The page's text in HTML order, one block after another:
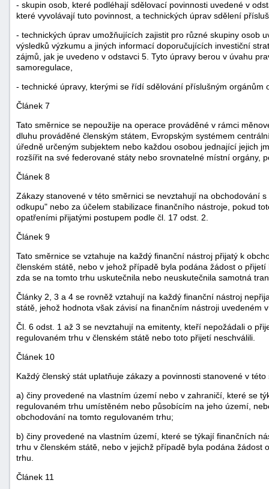
- skupin osob, které podléhají sdělovací povinnosti uvedené v
které vyvolávají tuto povinnost, a technických úprav sdělení
- technických úprav umožňujících zajistit pro různé skupiny osob
výsledků výzkumu a jiných informací doporučujících investiční
zájmů, jak je uvedeno v odstavci 5. Tyto úpravy berou v úvahu
samoregulace,
- technické úpravy, kterými se řídí sdělování příslušným orgánům
Článek 7
Tato směrnice se nepoužije na operace prováděné v rámci
dluhu prováděné členským státem, Evropským systémem
úředně určeným subjektem nebo každou osobou jednající jejich
rozšířit na své federované státy nebo srovnatelné místní orgány,
Článek 8
Zákazy stanovené v této směrnici se nevztahují na obchodování
odkupu" nebo za účelem stabilizace finančního nástroje, pokud
opatřeními přijatými postupem podle čl. 17 odst. 2.
Článek 9
Tato směrnice se vztahuje na každý finanční nástroj přijatý k
členském státě, nebo v jehož případě byla podána žádost o
zda se na tomto trhu uskutečnila nebo neuskutečnila samotná
Články 2, 3 a 4 se rovněž vztahují na každý finanční nástroj
státě, jehož hodnota však závisí na finančním nástroji uvedeném
Čl. 6 odst. 1 až 3 se nevztahují na emitenty, kteří nepožádali o
regulovaném trhu v členském státě nebo toto přijetí neschválili.
Článek 10
Každý členský stát uplatňuje zákazy a povinnosti stanovené v této
a) činy provedené na vlastním území nebo v zahraničí, které se
regulovaném trhu umístěném nebo působícím na jeho území,
obchodování na tomto regulovaném trhu;
b) činy provedené na vlastním území, které se týkají finančních
trhu v členském státě, nebo v jejichž případě byla podána žádost
trhu.
Článek 11